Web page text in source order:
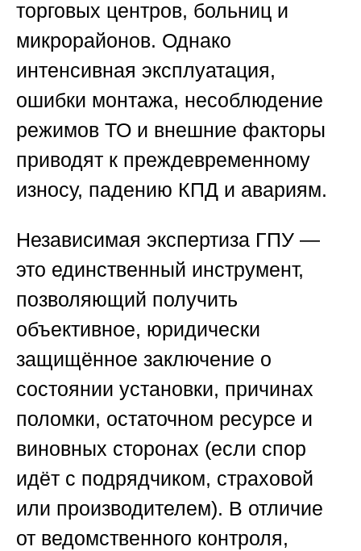
торговых центров, больниц и
микрорайонов. Однако
интенсивная эксплуатация,
ошибки монтажа, несоблюдение
режимов ТО и внешние факторы
приводят к преждевременному
износу, падению КПД и авариям.
Независимая экспертиза ГПУ —
это единственный инструмент,
позволяющий получить
объективное, юридически
защищённое заключение о
состоянии установки, причинах
поломки, остаточном ресурсе и
виновных сторонах (если спор
идёт с подрядчиком, страховой
или производителем). В отличие
от ведомственного контроля,